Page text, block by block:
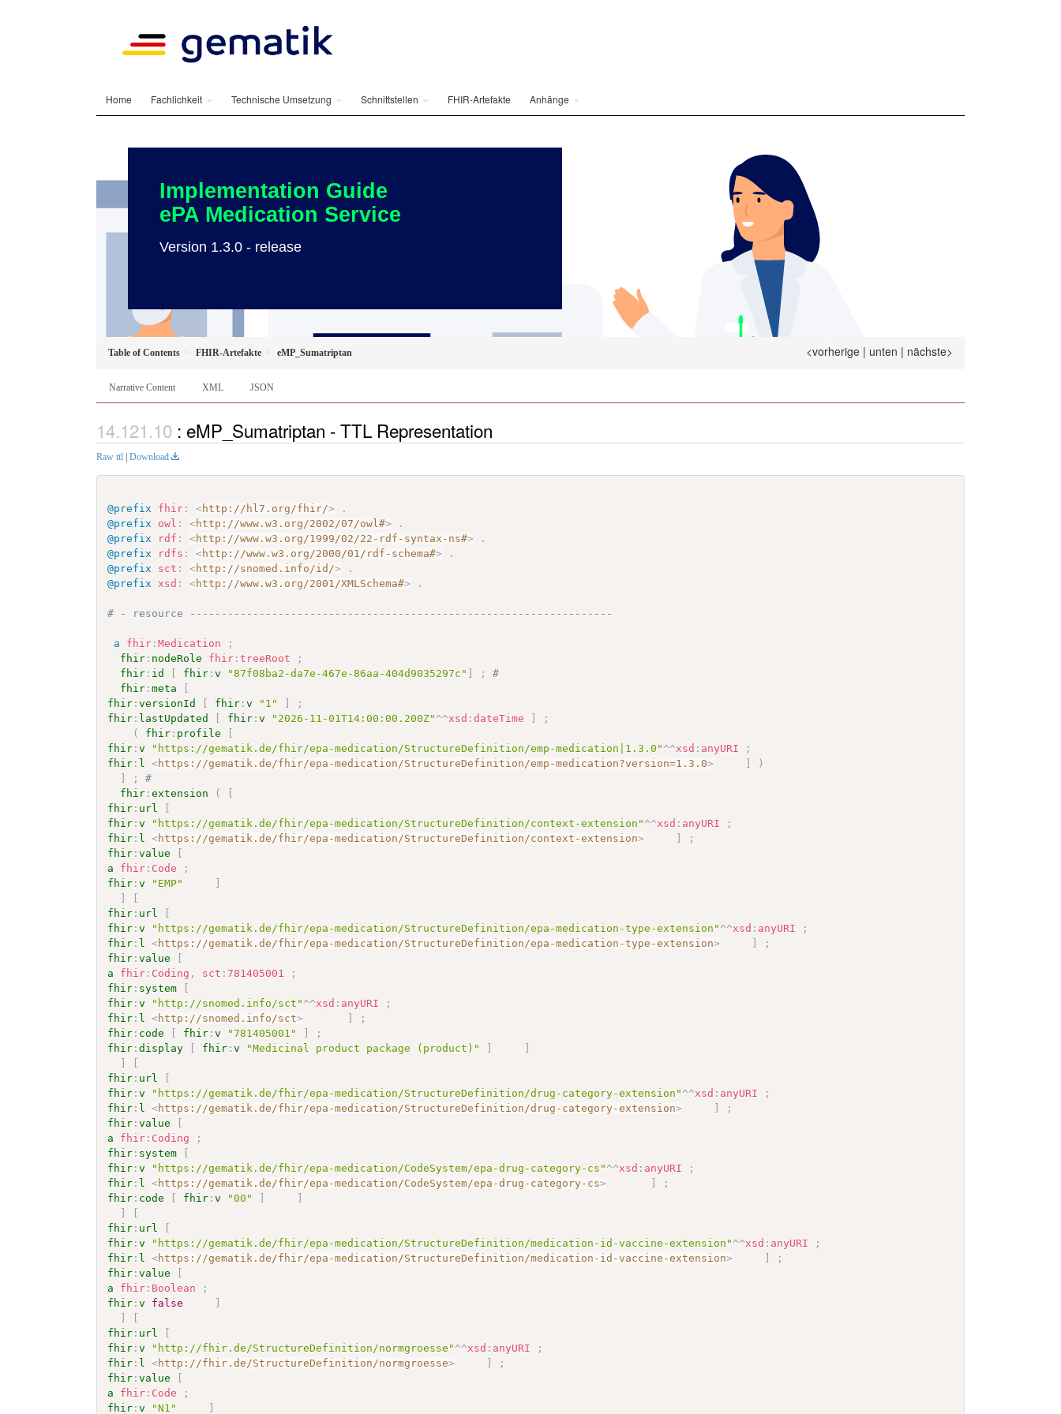
Home Fachlichkeit Technische Umsetzung Schnittstellen FHIR-Artefakte Anhänge
Implementation Guide
ePA Medication Service
Version 1.3.0 - release
Table of Contents FHIR-Artefakte eMP_Sumatriptan <vorherige | unten | nächste>
Narrative Content XML JSON
: eMP_Sumatriptan - TTL Representation
Raw ttl | Download
@prefix fhir : <http://hl7.org/fhir/>
.
@prefix
owl : <http://www.w3.org/2002/07/owl#>
.
@prefix
rdf : <http://www.w3.org/1999/02/22-rdf-syntax-ns#>
.
@prefix
rdfs : <http://www.w3.org/2000/01/rdf-schema#>
.
@prefix
sct : <http://snomed.info/id/>
.
@prefix
xsd : <http://www.w3.org/2001/XMLSchema#> .
# - resource -------------------------------------------------------------------
a fhir :Medication
;
fhir : nodeRole fhir :treeRoot
;
fhir : id fhir :v "87f08ba2-da7e-467e-86aa-404d9035297c" ;
#
fhir :meta
fhir :versionId fhir :v "1"
;
fhir : lastUpdated fhir :v "2026-11-01T14:00:00.200Z" ^^xsd :dateTime
;
(
fhir : profile
fhir :v "https://gematik.de/fhir/epa-medication/StructureDefinition/emp-medication|1.3.0" ^^xsd : anyURI
;
fhir : l <https://gematik.de/fhir/epa-medication/StructureDefinition/emp-medication?version=1.3.0>
)
;
#
fhir :extension (
fhir : url
fhir :v "https://gematik.de/fhir/epa-medication/StructureDefinition/context-extension" ^^xsd : anyURI
;
fhir : l <https://gematik.de/fhir/epa-medication/StructureDefinition/context-extension>
;
fhir :value
a
fhir : Code
;
fhir :v "EMP"
fhir : url
fhir :v "https://gematik.de/fhir/epa-medication/StructureDefinition/epa-medication-type-extension" ^^xsd : anyURI
;
fhir : l <https://gematik.de/fhir/epa-medication/StructureDefinition/epa-medication-type-extension>
;
fhir :value
a
fhir : Coding , sct : 781405001
;
fhir : system
fhir :v "http://snomed.info/sct" ^^xsd : anyURI
;
fhir : l <http://snomed.info/sct>
;
fhir : code fhir :v "781405001"
;
fhir :display fhir :v "Medicinal product package (product)"
fhir : url
fhir :v "https://gematik.de/fhir/epa-medication/StructureDefinition/drug-category-extension" ^^xsd : anyURI
;
fhir : l <https://gematik.de/fhir/epa-medication/StructureDefinition/drug-category-extension>
;
fhir :value
a
fhir : Coding
;
fhir : system
fhir :v "https://gematik.de/fhir/epa-medication/CodeSystem/epa-drug-category-cs" ^^xsd : anyURI
;
fhir : l <https://gematik.de/fhir/epa-medication/CodeSystem/epa-drug-category-cs>
;
fhir : code fhir :v "00"
fhir : url
fhir :v "https://gematik.de/fhir/epa-medication/StructureDefinition/medication-id-vaccine-extension" ^^xsd : anyURI
;
fhir : l <https://gematik.de/fhir/epa-medication/StructureDefinition/medication-id-vaccine-extension>
;
fhir :value
a
fhir : Boolean
;
fhir :v false
fhir : url
fhir :v "http://fhir.de/StructureDefinition/normgroesse" ^^xsd : anyURI
;
fhir : l <http://fhir.de/StructureDefinition/normgroesse>
;
fhir :value
a
fhir : Code
;
fhir :v "N1"